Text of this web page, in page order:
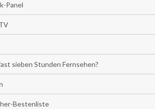
Panel
sieben Stunden Fernsehen?
Bestenliste